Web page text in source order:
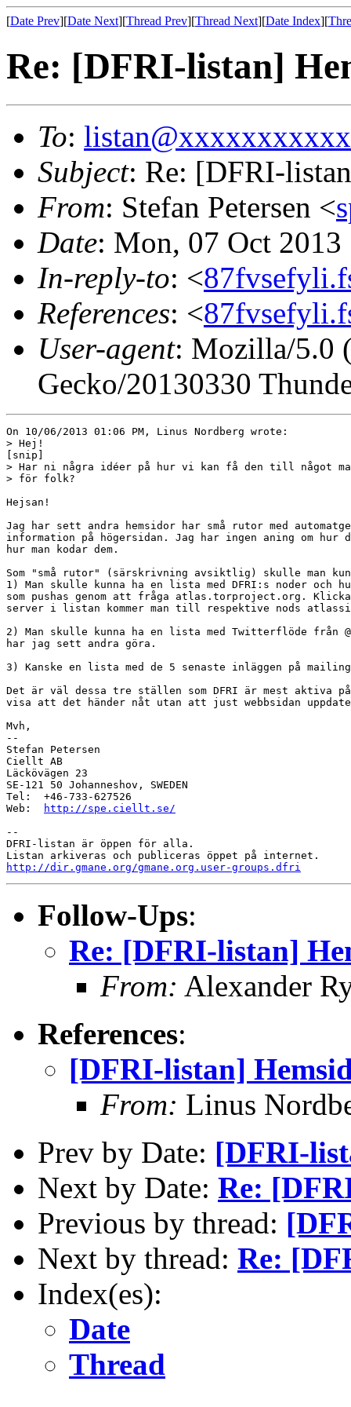
[Date Prev][Date Next][Thread Prev][Thread Next][Date Index][
Re: [DFRI-listan]
To:
Subject: Re: [DFRI-
From: Stefan Petersen <
Date: Mon, 07 Oct
In-reply-to: <
References: <
User-agent: Mozilla/5.0
Gecko/20130330
On 10/06/2013 01:06 PM, Linus Nordberg wrote:
> Hej!
[snip]
> Har ni några idéer på hur vi kan få den till något
> för folk?
Hejsan!
Jag har sett andra hemsidor har små rutor med
information på högersidan. Jag har ingen aning om hur
hur man kodar dem.
Som "små rutor" (särskrivning avsiktlig) skulle man
1) Man skulle kunna ha en lista med DFRI:s noder och
som pushas genom att fråga atlas.torproject.org.
server i listan kommer man till respektive nods
2) Man skulle kunna ha en lista med Twitterflöde från
har jag sett andra göra.
3) Kanske en lista med de 5 senaste inläggen på
Det är väl dessa tre ställen som DFRI är mest aktiva på
visa att det händer nåt utan att just webbsidan
Mvh,
--
Stefan Petersen
Ciellt AB
Läckövägen 23
SE-121 50 Johanneshov, SWEDEN
Tel:  +46-733-627526
Web:
http://spe.ciellt.se/
--
DFRI-listan är öppen för alla.
http://dir.gmane.org/gmane.org.user-groups.dfri
Follow-Ups:
Re: [DFRI-listan]
From: Alexander
References:
[DFRI-listan]
From: Linus
Prev by Date: [DFRI-
Next by Date: Re:
Previous by thread:
Next by thread: Re:
Index(es):
Date
Thread